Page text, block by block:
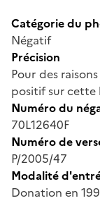
Catégorie du
Négatif
Précision
Pour des
positif sur cette
Numéro du
70L12640F
Numéro de
P/2005/47
Modalité
Donation en